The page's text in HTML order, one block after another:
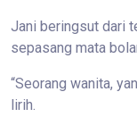
Jani beringsut dari
sepasang mata
“Seorang wanita,
lirih.